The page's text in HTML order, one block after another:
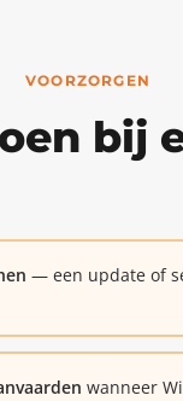
VOORZORGEN
bij
— een update of
wanneer